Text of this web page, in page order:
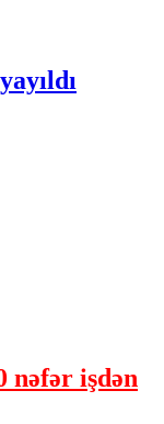
nəfər işdən